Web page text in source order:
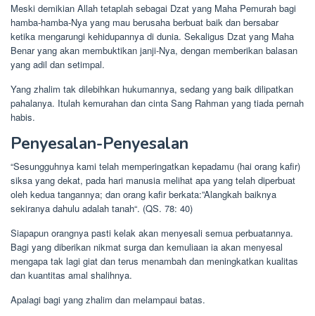
Meski demikian Allah tetaplah sebagai Dzat yang Maha Pemurah bagi
hamba-hamba-Nya yang mau berusaha berbuat baik dan bersabar
ketika mengarungi kehidupannya di dunia. Sekaligus Dzat yang Maha
Benar yang akan membuktikan janji-Nya, dengan memberikan balasan
yang adil dan setimpal.
Yang zhalim tak dilebihkan hukumannya, sedang yang baik dilipatkan
pahalanya. Itulah kemurahan dan cinta Sang Rahman yang tiada pernah
habis.
Penyesalan-Penyesalan
“Sesungguhnya kami telah memperingatkan kepadamu (hai orang kafir)
siksa yang dekat, pada hari manusia melihat apa yang telah diperbuat
oleh kedua tangannya; dan orang kafir berkata:”Alangkah baiknya
sekiranya dahulu adalah tanah“. (QS. 78: 40)
Siapapun orangnya pasti kelak akan menyesali semua perbuatannya.
Bagi yang diberikan nikmat surga dan kemuliaan ia akan menyesal
mengapa tak lagi giat dan terus menambah dan meningkatkan kualitas
dan kuantitas amal shalihnya.
Apalagi bagi yang zhalim dan melampaui batas.